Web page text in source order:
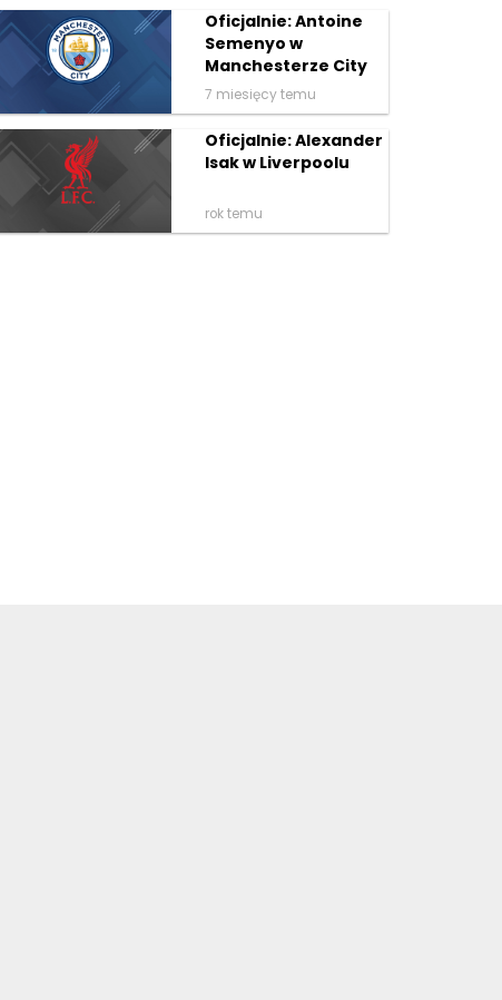
Oficjalnie: Antoine
Semenyo w
Manchesterze City
7 miesięcy temu
Oficjalnie: Alexander
Isak w Liverpoolu
rok temu